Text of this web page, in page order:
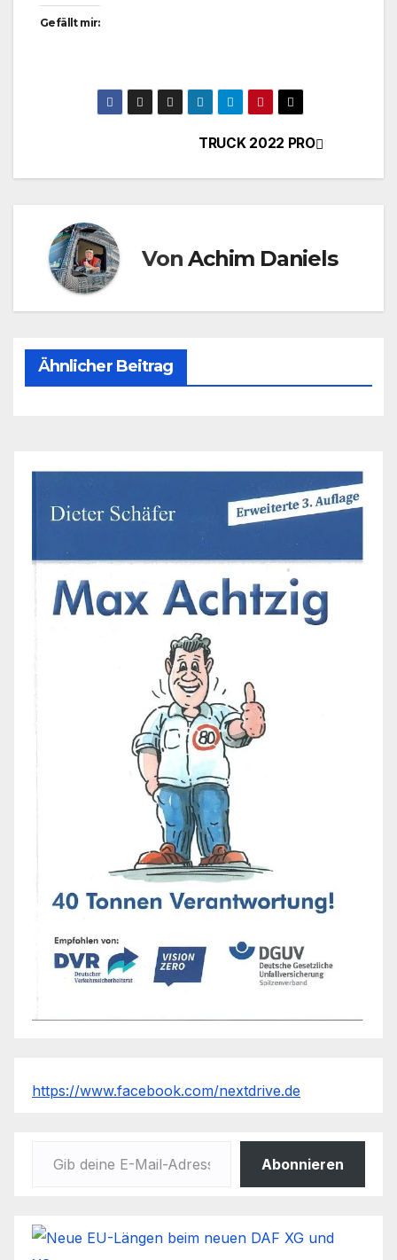
Gefällt mir:
Beitragsnavigation
TRUCK 2022 PRO
VonAchim Daniels
Ähnlicher Beitrag
https://www.facebook.com/nextdrive.de
Abonnieren